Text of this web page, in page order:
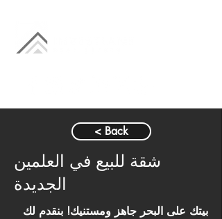
< Back
شقة للبيع في العلمين
الجديدة
بيتك على البحر جاهز ومستنيك! بنقدم لك